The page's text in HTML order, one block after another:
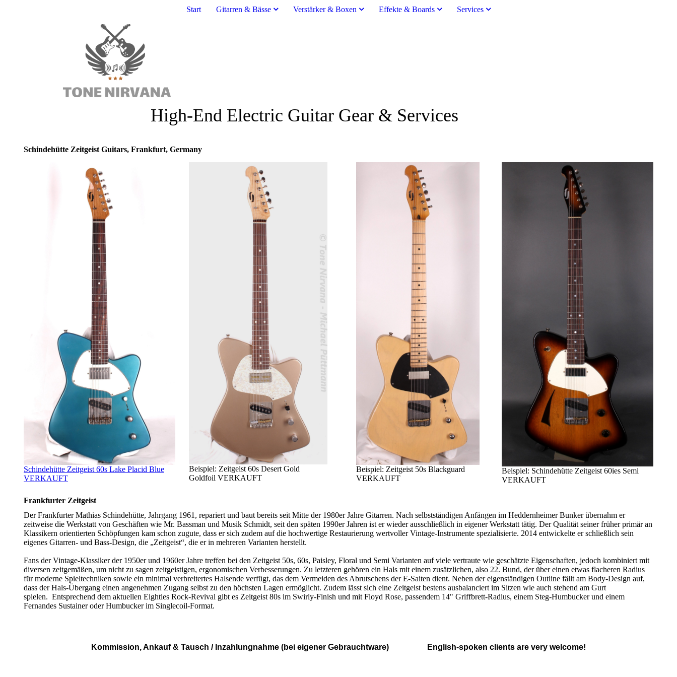
Start Gitarren & Bässe Verstärker & Boxen Effekte & Boards Services
High-End Electric Guitar Gear & Services
Schindehütte Zeitgeist Guitars, Frankfurt, Germany
Schindehütte Zeitgeist 60s Lake Placid Blue
VERKAUFT
Beispiel: Zeitgeist 60s Desert Gold
Goldfoil VERKAUFT
Beispiel: Zeitgeist 50s Blackguard
VERKAUFT
Beispiel: Schindehütte Zeitgeist 60ies Semi
VERKAUFT
Frankfurter Zeitgeist
Der Frankfurter Mathias Schindehütte, Jahrgang 1961, repariert und baut bereits seit Mitte der 1980er Jahre Gitarren. Nach selbstständigen Anfängen im Heddernheimer Bunker übernahm er
zeitweise die Werkstatt von Geschäften wie Mr. Bassman und Musik Schmidt, seit den späten 1990er Jahren ist er wieder ausschließlich in eigener Werkstatt tätig. Der Qualität seiner früher primär an
Klassikern orientierten Schöpfungen kam schon zugute, dass er sich zudem auf die hochwertige Restaurierung wertvoller Vintage-Instrumente spezialisierte. 2014 entwickelte er schließlich sein
eigenes Gitarren- und Bass-Design, die „Zeitgeist“, die er in mehreren Varianten herstellt.
Fans der Vintage-Klassiker der 1950er und 1960er Jahre treffen bei den Zeitgeist 50s, 60s, Paisley, Floral und Semi Varianten auf viele vertraute wie geschätzte Eigenschaften, jedoch kombiniert mit
diversen zeitgemäßen, um nicht zu sagen zeitgeistigen, ergonomischen Verbesserungen. Zu letzteren gehören ein Hals mit einem zusätzlichen, also 22. Bund, der über einen etwas flacheren Radius
für moderne Spieltechniken sowie ein minimal verbreitertes Halsende verfügt, das dem Vermeiden des Abrutschens der E-Saiten dient. Neben der eigenständigen Outline fällt am Body-Design auf,
dass der Hals-Übergang einen angenehmen Zugang selbst zu den höchsten Lagen ermöglicht. Zudem lässt sich eine Zeitgeist bestens ausbalanciert im Sitzen wie auch stehend am Gurt
spielen. Entsprechend dem aktuellen Eighties Rock-Revival gibt es Zeitgeist 80s im Swirly-Finish und mit Floyd Rose, passendem 14" Griffbrett-Radius, einem Steg-Humbucker und einem
Fernandes Sustainer oder Humbucker im Singlecoil-Format.
Kommission, Ankauf & Tausch / Inzahlungnahme (bei eigener Gebrauchtware) English-spoken clients are very welcome!